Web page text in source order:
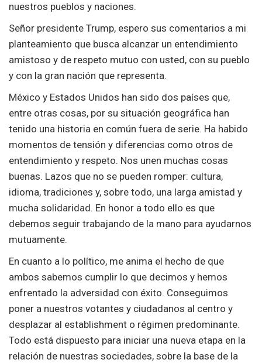
nuestros pueblos y naciones.
Señor presidente Trump, espero sus comentarios a mi
planteamiento que busca alcanzar un entendimiento
amistoso y de respeto mutuo con usted, con su pueblo
y con la gran nación que representa.
México y Estados Unidos han sido dos países que,
entre otras cosas, por su situación geográfica han
tenido una historia en común fuera de serie. Ha habido
momentos de tensión y diferencias como otros de
entendimiento y respeto. Nos unen muchas cosas
buenas. Lazos que no se pueden romper: cultura,
idioma, tradiciones y, sobre todo, una larga amistad y
mucha solidaridad. En honor a todo ello es que
debemos seguir trabajando de la mano para ayudarnos
mutuamente.
En cuanto a lo político, me anima el hecho de que
ambos sabemos cumplir lo que decimos y hemos
enfrentado la adversidad con éxito. Conseguimos
poner a nuestros votantes y ciudadanos al centro y
desplazar al establishment o régimen predominante.
Todo está dispuesto para iniciar una nueva etapa en la
relación de nuestras sociedades, sobre la base de la